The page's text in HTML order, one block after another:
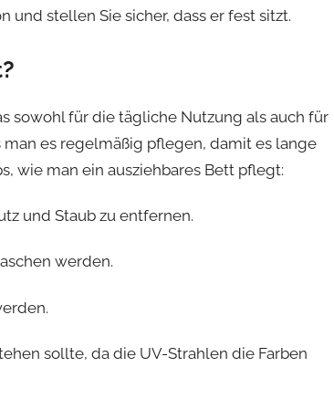
und stellen Sie sicher, dass er fest sitzt.
sowohl für die tägliche Nutzung als auch für
es regelmäßig pflegen, damit es lange
wie man ein ausziehbares Bett pflegt:
und Staub zu entfernen.
werden.
sollte, da die UV-Strahlen die Farben